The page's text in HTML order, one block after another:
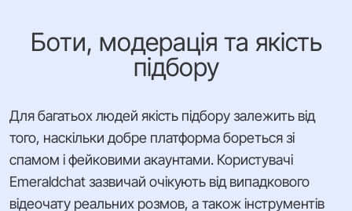
Боти, модерація та якість
підбору
Для багатьох людей якість підбору залежить від
того, наскільки добре платформа бореться зі
спамом і фейковими акаунтами. Користувачі
Emeraldchat зазвичай очікують від випадкового
відеочату реальних розмов, а також інструментів